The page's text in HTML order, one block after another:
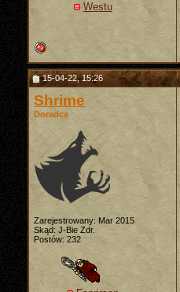
Westu
15-04-22, 15:26
Shrime
Doradca
Zarejestrowany: Mar 2015
Skąd: J-Bie Zdr.
Postów: 232